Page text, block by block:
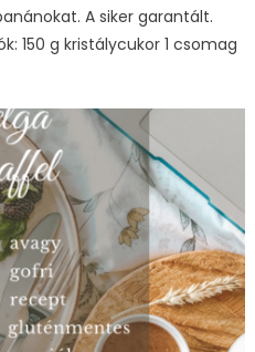
A siker garantált.
150 g kristálycukor 1 csomag